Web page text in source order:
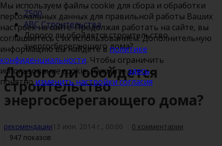
Z500
ABC Строительства
Дорого ли обойдется строительство
энергосберегающего дома?
Дорого ли обойдется
строительство
энергосберегающего дома?
рекомендации13 июн. 2014 г., 00:00
0 комментарии
947 показов
Мы используем файлы cookie для сбора и обработки
персональных данных для правильной работы Ваших
настроек на сайте. Продолжая работать на сайте, вы
соглашаетесь с их использованием. Дополнительную
информацию вы найдете в политике
конфиденциальности. Чтобы ограничить
использование cookie, нажмитездесь.
понятноизменить настройки согласия